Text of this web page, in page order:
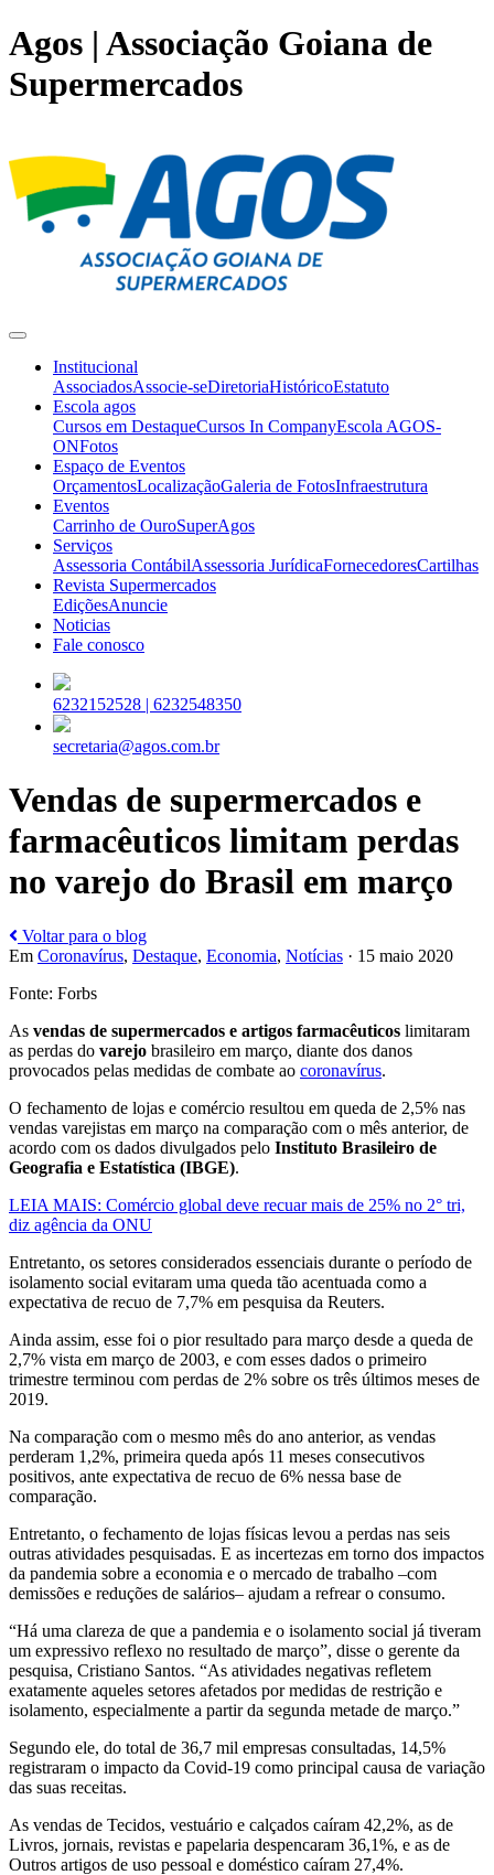
Agos | Associação Goiana de
Supermercados
Institucional
AssociadosAssocie-seDiretoriaHistóricoEstatuto
Escola agos
Cursos em DestaqueCursos In CompanyEscola AGOS-
ONFotos
Espaço de Eventos
OrçamentosLocalizaçãoGaleria de FotosInfraestrutura
Eventos
Carrinho de OuroSuperAgos
Serviços
Assessoria ContábilAssessoria JurídicaFornecedoresCartilhas
Revista Supermercados
EdiçõesAnuncie
Noticias
Fale conosco
6232152528 | 6232548350
secretaria@agos.com.br
Vendas de supermercados e
farmacêuticos limitam perdas
no varejo do Brasil em março
Voltar para o blog
Em Coronavírus, Destaque, Economia, Notícias · 15 maio 2020
Fonte: Forbs
As vendas de supermercados e artigos farmacêuticos limitaram
as perdas do varejo brasileiro em março, diante dos danos
provocados pelas medidas de combate ao coronavírus.
O fechamento de lojas e comércio resultou em queda de 2,5% nas
vendas varejistas em março na comparação com o mês anterior, de
acordo com os dados divulgados pelo Instituto Brasileiro de
Geografia e Estatística (IBGE).
LEIA MAIS: Comércio global deve recuar mais de 25% no 2° tri,
diz agência da ONU
Entretanto, os setores considerados essenciais durante o período de
isolamento social evitaram uma queda tão acentuada como a
expectativa de recuo de 7,7% em pesquisa da Reuters.
Ainda assim, esse foi o pior resultado para março desde a queda de
2,7% vista em março de 2003, e com esses dados o primeiro
trimestre terminou com perdas de 2% sobre os três últimos meses de
2019.
Na comparação com o mesmo mês do ano anterior, as vendas
perderam 1,2%, primeira queda após 11 meses consecutivos
positivos, ante expectativa de recuo de 6% nessa base de
comparação.
Entretanto, o fechamento de lojas físicas levou a perdas nas seis
outras atividades pesquisadas. E as incertezas em torno dos impactos
da pandemia sobre a economia e o mercado de trabalho –com
demissões e reduções de salários– ajudam a refrear o consumo.
“Há uma clareza de que a pandemia e o isolamento social já tiveram
um expressivo reflexo no resultado de março”, disse o gerente da
pesquisa, Cristiano Santos. “As atividades negativas refletem
exatamente aqueles setores afetados por medidas de restrição e
isolamento, especialmente a partir da segunda metade de março.”
Segundo ele, do total de 36,7 mil empresas consultadas, 14,5%
registraram o impacto da Covid-19 como principal causa de variação
das suas receitas.
As vendas de Tecidos, vestuário e calçados caíram 42,2%, as de
Livros, jornais, revistas e papelaria despencaram 36,1%, e as de
Outros artigos de uso pessoal e doméstico caíram 27,4%.